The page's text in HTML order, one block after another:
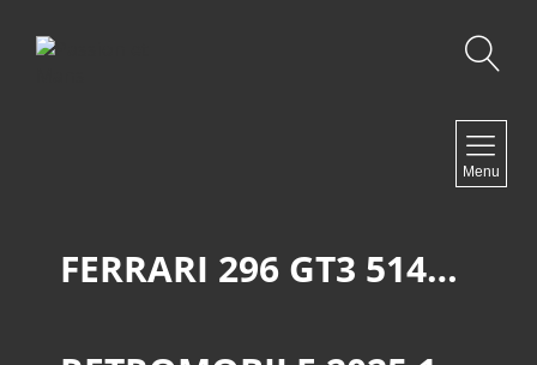
Menu
FERRARI 296 GT3 5144 VISTA AF CORSE